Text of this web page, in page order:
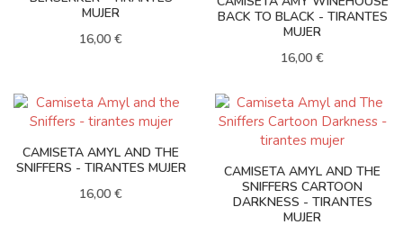
MUJER
16,00 €
BACK TO BLACK - TIRANTES
MUJER
16,00 €
CAMISETA AMYL AND THE
SNIFFERS - TIRANTES MUJER
16,00 €
CAMISETA AMYL AND THE
SNIFFERS CARTOON
DARKNESS - TIRANTES
MUJER